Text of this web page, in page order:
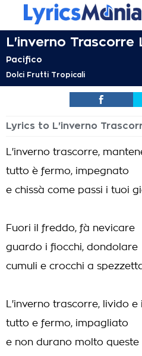
L'inverno Trascorre
Pacifico
Dolci Frutti Tropicali
Lyrics to L'inverno
L'inverno trascorre,
tutto è fermo, impegnato
e chissà come passi i tuoi
Fuori il freddo, fà nevicare
guardo i fiocchi, dondolare
cumuli e crocchi a
L'inverno trascorre, livido e
tutto e fermo, impagliato
e non durano molto